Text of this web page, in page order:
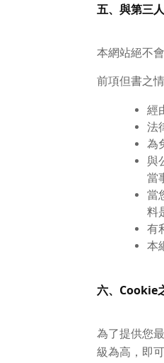
五、與第三
本網站絕不
前項但書之
經
法
為
與
當
當
料
有
本
六、Cookie
為了提供您
級為高，即